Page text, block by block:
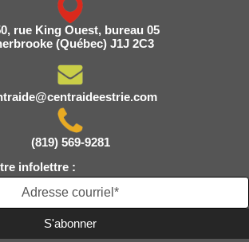
rue King Ouest, bureau 05
(Québec) J1J 2C3
(819) 569-9281
infolettre :